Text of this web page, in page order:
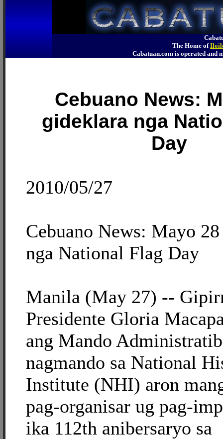
The Home of
Cabatuan.com is operated
Cebuano News:
gideklara nga
Day
2010/05/27
Cebuano News: Mayo
nga National Flag Day
Manila (May 27) --
Presidente Gloria
ang Mando
nagmando sa National
Institute (NHI) aron
pag-organisar ug pag-
ika 112th anibersaryo sa